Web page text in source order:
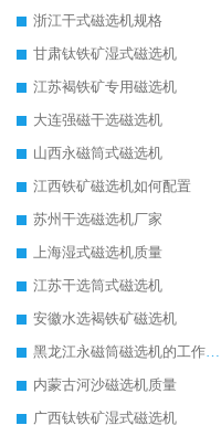
浙江干式磁选机规格
甘肃钛铁矿湿式磁选机
江苏褐铁矿专用磁选机
大连强磁干选磁选机
山西永磁筒式磁选机
江西铁矿磁选机如何配置
苏州干选磁选机厂家
上海湿式磁选机质量
江苏干选筒式磁选机
安徽水选褐铁矿磁选机
黑龙江永磁筒磁选机的工作原理
内蒙古河沙磁选机质量
广西钛铁矿湿式磁选机